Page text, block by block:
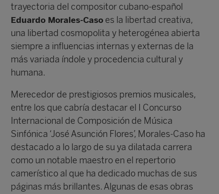
trayectoria del compositor cubano-español
Eduardo Morales-Caso es la libertad creativa,
una libertad cosmopolita y heterogénea abierta
siempre a influencias internas y externas de la
más variada índole y procedencia cultural y
humana.
Merecedor de prestigiosos premios musicales,
entre los que cabría destacar el I Concurso
Internacional de Composición de Música
Sinfónica ‘José Asunción Flores’, Morales-Caso ha
destacado a lo largo de su ya dilatada carrera
como un notable maestro en el repertorio
camerístico al que ha dedicado muchas de sus
páginas más brillantes. Algunas de esas obras